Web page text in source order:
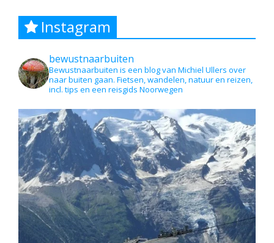
Instagram
bewustnaarbuiten
Bewustnaarbuiten is een blog van Michiel Ullers over
naar buiten gaan. Fietsen, wandelen, natuur en reizen,
incl. tips en een reisgids Noorwegen